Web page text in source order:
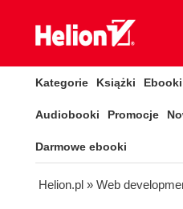
Kategorie Książki Ebooki
Audiobooki Promocje
Darmowe ebooki
Helion.pl » Web